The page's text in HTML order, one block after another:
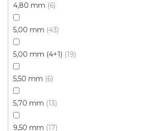
4,80 mm 6
5,00 mm 43
5,00 mm (4+1) 19
5,50 mm 6
5,70 mm 13
9,50 mm 17